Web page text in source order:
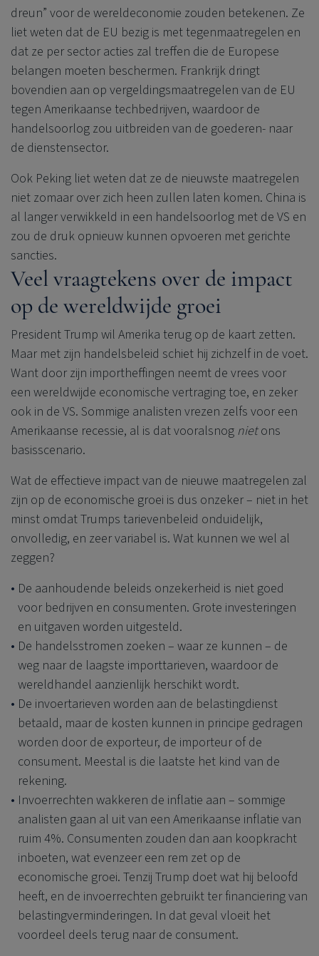
dreun” voor de wereldeconomie zouden betekenen. Ze
liet weten dat de EU bezig is met tegenmaatregelen en
dat ze per sector acties zal treffen die de Europese
belangen moeten beschermen. Frankrijk dringt
bovendien aan op vergeldingsmaatregelen van de EU
tegen Amerikaanse techbedrijven, waardoor de
handelsoorlog zou uitbreiden van de goederen- naar
de dienstensector.
Ook Peking liet weten dat ze de nieuwste maatregelen
niet zomaar over zich heen zullen laten komen. China is
al langer verwikkeld in een handelsoorlog met de VS en
zou de druk opnieuw kunnen opvoeren met gerichte
sancties.
Veel vraagtekens over de impact
op de wereldwijde groei
President Trump wil Amerika terug op de kaart zetten.
Maar met zijn handelsbeleid schiet hij zichzelf in de voet.
Want door zijn importheffingen neemt de vrees voor
een wereldwijde economische vertraging toe, en zeker
ook in de VS. Sommige analisten vrezen zelfs voor een
Amerikaanse recessie, al is dat vooralsnog nietons
basisscenario.
Wat de effectieve impact van de nieuwe maatregelen zal
zijn op de economische groei is dus onzeker – niet in het
minst omdat Trumps tarievenbeleid onduidelijk,
onvolledig, en zeer variabel is. Wat kunnen we wel al
zeggen?
De aanhoudende beleids onzekerheid is niet goed
voor bedrijven en consumenten. Grote investeringen
en uitgaven worden uitgesteld.
De handelsstromen zoeken – waar ze kunnen – de
weg naar de laagste importtarieven, waardoor de
wereldhandel aanzienlijk herschikt wordt.
De invoertarieven worden aan de belastingdienst
betaald, maar de kosten kunnen in principe gedragen
worden door de exporteur, de importeur of de
consument. Meestal is die laatste het kind van de
rekening.
Invoerrechten wakkeren de inflatie aan – sommige
analisten gaan al uit van een Amerikaanse inflatie van
ruim 4%. Consumenten zouden dan aan koopkracht
inboeten, wat evenzeer een rem zet op de
economische groei. Tenzij Trump doet wat hij beloofd
heeft, en de invoerrechten gebruikt ter financiering van
belastingverminderingen. In dat geval vloeit het
voordeel deels terug naar de consument.